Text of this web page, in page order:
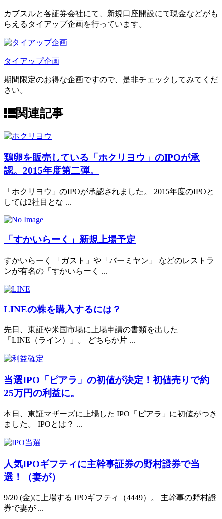
カブスルと各証券会社にて、 新規口座開設にて現金などがも
らえるタイアップ企画を行っています。
タイアップ企画
期間限定のお得な企画ですので、是非チェックしてみてくだ
さい。
関連記事
鶏卵を販売している「ホクリヨウ」のIPOが承
認。2015年度第二弾。
「ホクリヨウ」のIPOが承認されました。 2015年度のIPOと
しては2社目とな ...
「すかいらーく」新規上場予定
すかいらーく 「ガスト」や「バーミヤン」 などのレストラ
ンが有名の「すかいらーく ...
LINEの株を購入するには？
先日、東証や米国市場に上場申請の書類を出した
「LINE（ライン）」。 どちらか片 ...
当選IPO「ピアラ」の初値が決定！初値売りで約
25万円の利益に。
本日、東証マザーズに上場した IPO「ピアラ」に初値がつき
ました。 IPOとは？ ...
人気IPOギフティに主幹事証券の野村證券で当
選！（妻が）
9/20 (金)に上場する IPOギフティ（4449）。 主幹事の野村證
券で妻が ...